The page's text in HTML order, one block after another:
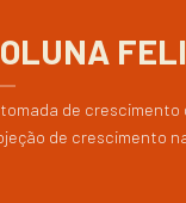
de crescimento
de crescimento